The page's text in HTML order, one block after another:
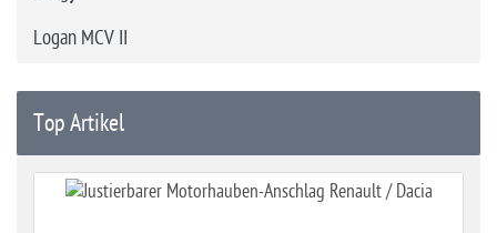
Logan MCV II
Top Artikel